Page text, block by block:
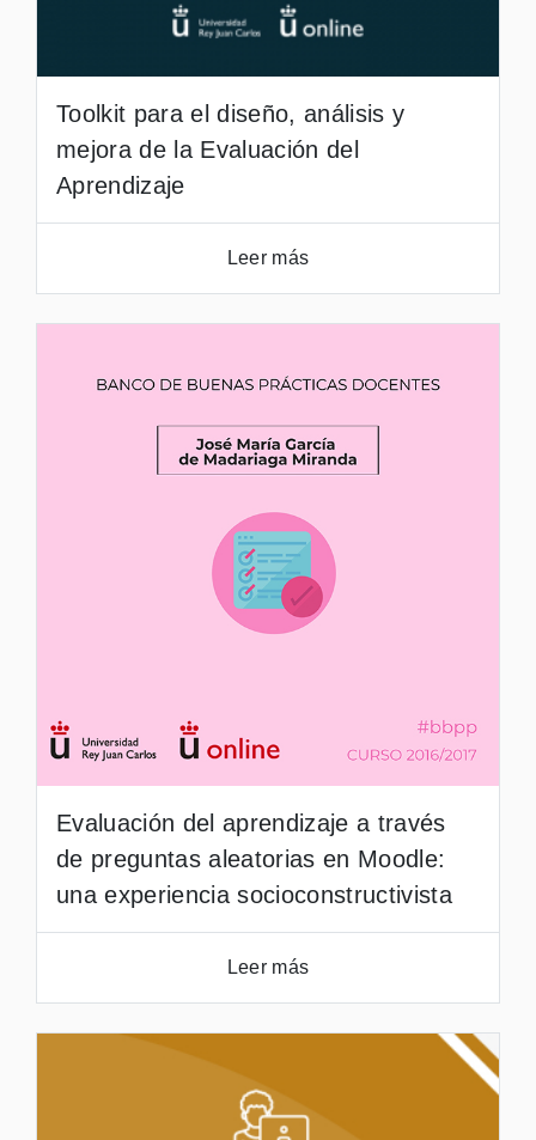
Toolkit para el diseño, análisis y
mejora de la Evaluación del
Aprendizaje
Leer más
Evaluación del aprendizaje a través
de preguntas aleatorias en Moodle:
una experiencia socioconstructivista
Leer más